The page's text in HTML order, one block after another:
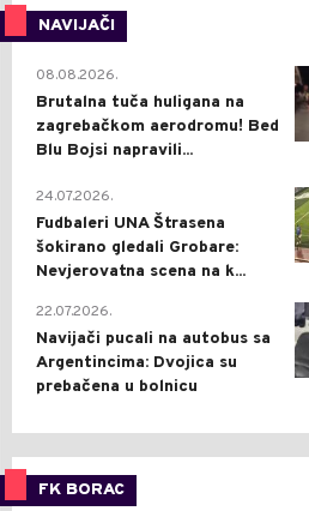
NAVIJAČI
08.08.2026.
Brutalna tuča huligana na
zagrebačkom aerodromu! Bed
Blu Bojsi napravili...
24.07.2026.
Fudbaleri UNA Štrasena
šokirano gledali Grobare:
Nevjerovatna scena na k...
22.07.2026.
Navijači pucali na autobus sa
Argentincima: Dvojica su
prebačena u bolnicu
FK BORAC